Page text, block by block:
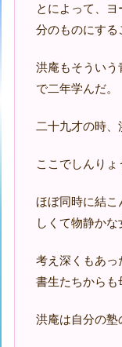
とによって、
分のものにする
洪庵もそうい
で二年学んだ。
二十九才の時、
ここでしんりょ
ほぼ同時に結こ
しくて物静かな
考え深くもあ
書生たちからも
洪庵は自分の塾